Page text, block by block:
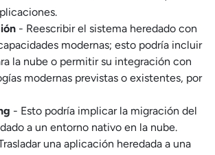
- Reescribir el sistema heredado con
modernas; esto podría incluir
la nube o permitir su integración con
modernas previstas o existentes, por
- Esto podría implicar la migración del
a un entorno nativo en la nube.
una aplicación heredada a una